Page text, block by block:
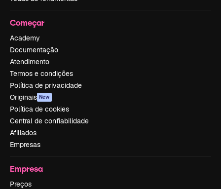
Começar
Academy
Documentação
Atendimento
Termos e condições
Política de privacidade
Originais New
Política de cookies
Central de confiabilidade
Afiliados
Empresas
Empresa
Preços